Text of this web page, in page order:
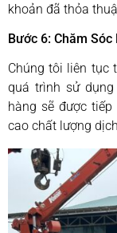
khoản đã thỏa
Bước 6: Chăm Sóc
Chúng tôi liên tục
quá trình sử
hàng sẽ được
cao chất lượng